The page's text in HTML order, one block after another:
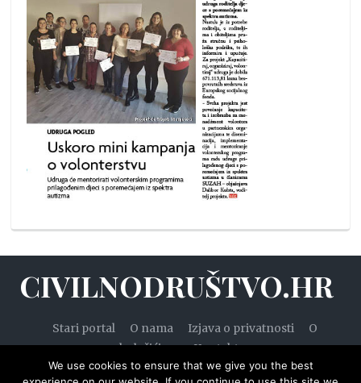
CIVILNODRUŠTVO.HR
Stari portal O nama Izjava o privatnosti
O
kolačićima
Kontakt
We use cookies to ensure that we give you the best